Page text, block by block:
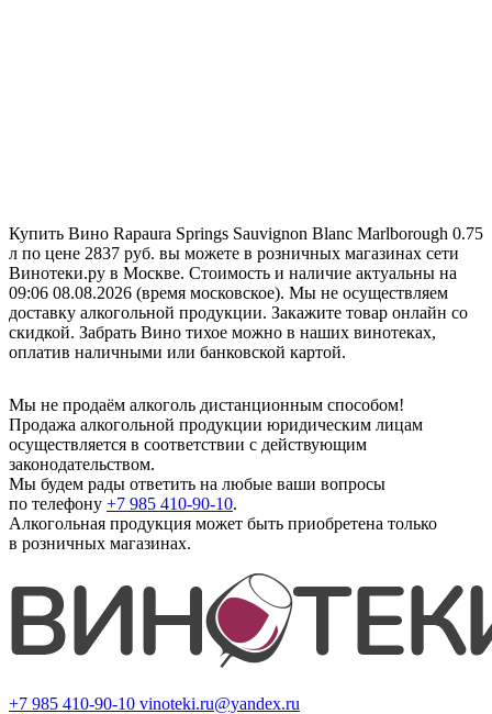
Купить Вино Rapaura Springs Sauvignon Blanc Marlborough 0.75
л по цене 2837 руб. вы можете в розничных магазинах сети
Винотеки.ру в Москве. Стоимость и наличие актуальны на
09:06 08.08.2026 (время московское). Мы не осуществляем
доставку алкогольной продукции. Закажите товар онлайн со
скидкой. Забрать Вино тихое можно в наших винотеках,
оплатив наличными или банковской картой.
Мы не продаём алкоголь дистанционным способом!
Продажа алкогольной продукции юридическим лицам
осуществляется в соответствии с действующим
законодательством.
Мы будем рады ответить на любые ваши вопросы
по телефону +7 985 410-90-10.
Алкогольная продукция может быть приобретена только
в розничных магазинах.
+7 985 410-90-10 vinoteki.ru@yandex.ru